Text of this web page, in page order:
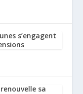
s’engagent
renouvelle sa